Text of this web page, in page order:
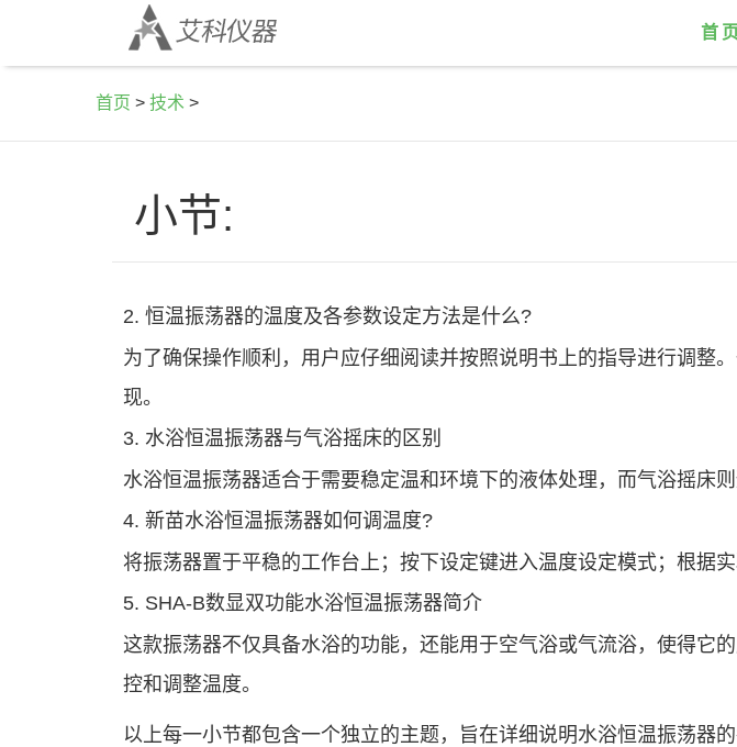
首页
首页 > 技术 >
小节:
2. 恒温振荡器的温度及各参数设定方法是什么?
为了确保操作顺利，用户应仔细阅读并按照说明书上的指导进行调整
现。
3. 水浴恒温振荡器与气浴摇床的区别
水浴恒温振荡器适合于需要稳定温和环境下的液体处理，而气浴摇床
4. 新苗水浴恒温振荡器如何调温度?
将振荡器置于平稳的工作台上；按下设定键进入温度设定模式；根据
5. SHA-B数显双功能水浴恒温振荡器简介
这款振荡器不仅具备水浴的功能，还能用于空气浴或气流浴，使得它
控和调整温度。
以上每一小节都包含一个独立的主题，旨在详细说明水浴恒温振荡器